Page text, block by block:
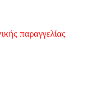
παραγγελίας